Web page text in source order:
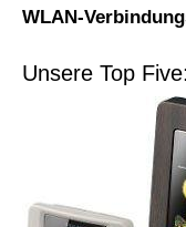
WLAN-
Unsere Top